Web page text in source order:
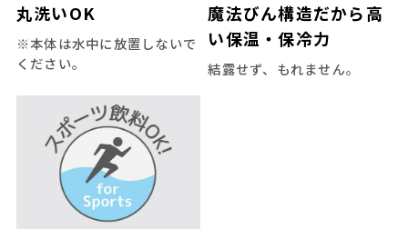
丸洗いOK
※本体は水中に放置しないで
ください。
魔法びん構造だから高
い保温・保冷力
結露せず、もれません。